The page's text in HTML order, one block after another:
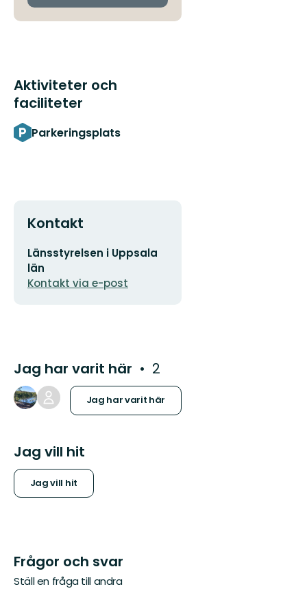
Aktiviteter och
faciliteter
Parkeringsplats
Kontakt
E-
postadress
Länsstyrelsen i Uppsala
län
Kontakt via e-post
Jag har varit här 2
Jag har varit här
Jag vill hit
Jag vill hit
Frågor och svar
Ställ en fråga till andra